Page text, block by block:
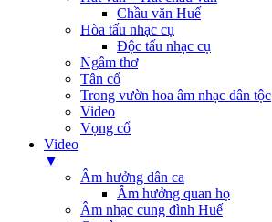
Chầu văn Huế
Hòa tấu nhạc cụ
Độc tấu nhạc cụ
Ngâm thơ
Tân cổ
Trong vườn hoa âm nhạc dân tộc
Video
Vọng cổ
Video
▼
Âm hưởng dân ca
Âm hưởng quan họ
Âm nhạc cung đình Huế